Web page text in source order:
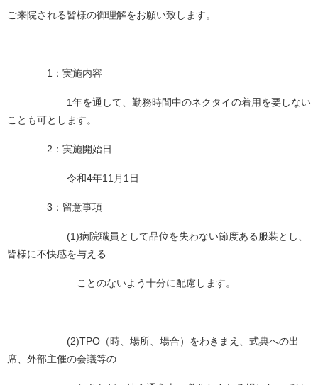
ご来院される皆様の御理解をお願い致します。
1 ：実施内容
1年を通して、勤務時間中のネクタイの着用を要しない
ことも可とします。
2 ：実施開始日
令和4年11 月 1 日
3 ：留意事項
(1)病院職員として品位を失わない節度ある服装とし、
皆様に不快感を与える
ことのないよう十分に配慮します。
(2)TPO （時、場所、場合）をわきまえ、式典への出
席、外部主催の会議等の